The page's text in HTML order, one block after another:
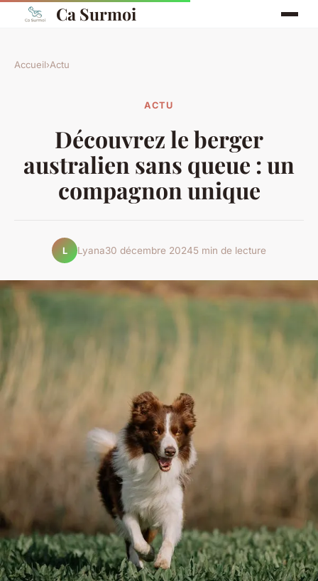
Ca Surmoi
Accueil›Actu
ACTU
Découvrez le berger
australien sans queue : un
compagnon unique
L Lyana30 décembre 20245 min de lecture